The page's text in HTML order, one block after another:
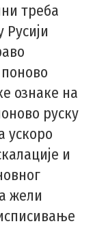
треба
ознаке на
руску
ускоро
и
жели